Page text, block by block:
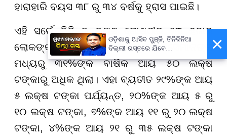
ହାରାହାରି ବୟସ ୩୮ ରୁ ୩୪ ବର୍ଷକୁ ହ୍ରାସ ପାଇଛି।
ଏହି ସର୍ଭେ ବିଭିନ୍ନ ବୟସ ଗୋଷ୍ଠୀର ୨୩ ହଜାର
ଲୋକଙ୍କ ଉପରେ କରାଯାଇଥିଲା। ସେମାନଙ୍କ
ମଧ୍ୟରୁ ୩୧%ଙ୍କ ବାର୍ଷିକ ଆୟ ୫୦ ଲକ୍ଷ
ଟଙ୍କାରୁ ଅଧିକ ଥିଲା। ଏହା ବ୍ୟତୀତ ୨୯%ଙ୍କ ଆୟ
୫ ଲକ୍ଷ ଟଙ୍କା ପର୍ଯ୍ୟନ୍ତ, ୨୦%ଙ୍କ ଆୟ ୫ ରୁ
୧୦ ଲକ୍ଷ ଟଙ୍କା, ୭%ଙ୍କ ଆୟ ୧୧ ରୁ ୨୦ ଲକ୍ଷ
ଟଙ୍କା, ୪%ଙ୍କ ଆୟ ୨୧ ରୁ ୩୫ ଲକ୍ଷ ଟଙ୍କା
×
ଓଡ଼ିଶାକୁ ଆସିବ ପୁଞ୍ଜି, ତିନିଦିନିଆ
ଦିଲ୍ଲୀ ଗସ୍ତରେ ଯିବେ
ମୁଖ୍ୟମନ୍ତ୍ରୀ ମୋହନ ମାଝୀ